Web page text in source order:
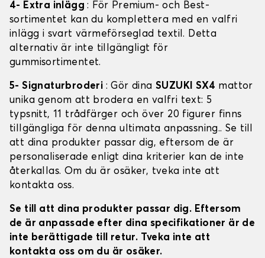
4- Extra inlägg: För Premium- och Best-
sortimentet kan du komplettera med en valfri
inlägg i svart värmeförseglad textil. Detta
alternativ är inte tillgängligt för
gummisortimentet.
5- Signaturbroderi : Gör dinaSUZUKI SX4 mattor
unika genom att brodera en valfri text: 5
typsnitt, 11 trådfärger och över 20 figurer finns
tillgängliga för denna ultimata anpassning.. Se till
att dina produkter passar dig, eftersom de är
personaliserade enligt dina kriterier kan de inte
återkallas. Om du är osäker, tveka inte att
kontakta oss.
Se till att dina produkter passar dig. Eftersom
de är anpassade efter dina specifikationer är de
inte berättigade till retur. Tveka inte att
kontakta oss om du är osäker.